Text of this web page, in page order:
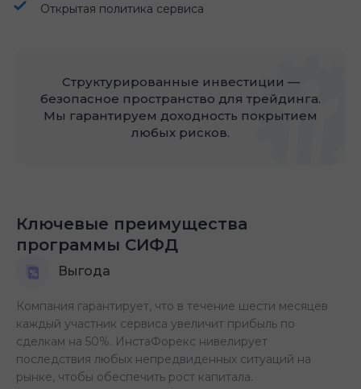
Открытая политика сервиса
Структурированные инвестиции —
безопасное пространство для трейдинга.
Мы гарантируем доходность покрытием
любых рисков.
Ключевые преимущества
программы СИФД
Выгода
Компания гарантирует, что в течение шести месяцев
каждый участник сервиса увеличит прибыль по
сделкам на 50%. ИнстаФорекс нивелирует
последствия любых непредвиденных ситуаций на
рынке, чтобы обеспечить рост капитала.